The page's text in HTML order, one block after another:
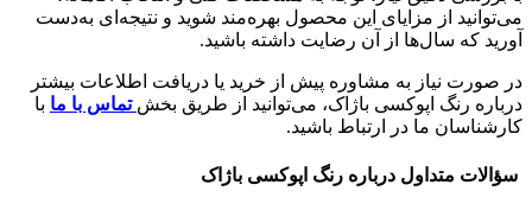
می‌توانید از مزایای این محصول بهره‌مند شوید و نتیجه‌ای به‌دست
آورید که سال‌ها از آن رضایت داشته باشید.
در صورت نیاز به مشاوره پیش از خرید یا دریافت اطلاعات بیشتر
درباره رنگ اپوکسی باژاک، می‌توانید از طریق بخش تماس با ما با
کارشناسان ما در ارتباط باشید.
سؤالات متداول درباره رنگ اپوکسی باژاک